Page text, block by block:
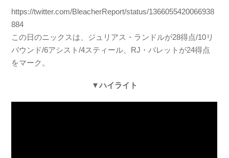
https://twitter.com/BleacherReport/status/1366055420066938
884
この日のニックスは、ジュリアス・ランドルが28得点/10リ
バウンド/6アシスト/4スティール、RJ・バレットが24得点
をマーク。
▼ハイライト